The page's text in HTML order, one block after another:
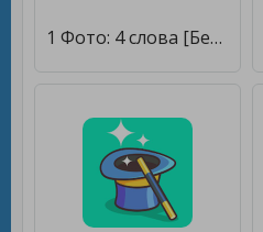
1 Фото: 4 слова [Бесплатные покупки]